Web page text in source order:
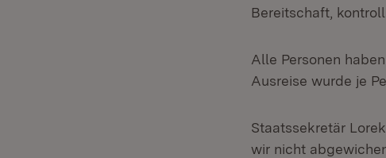
Bereitschaft,
Alle Personen
Ausreise wurde je
Staatssekretär
wir nicht